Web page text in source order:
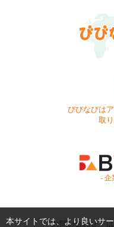
びびなびは
取
- 企
お問い合わせ
本サイトでは、より良いサ